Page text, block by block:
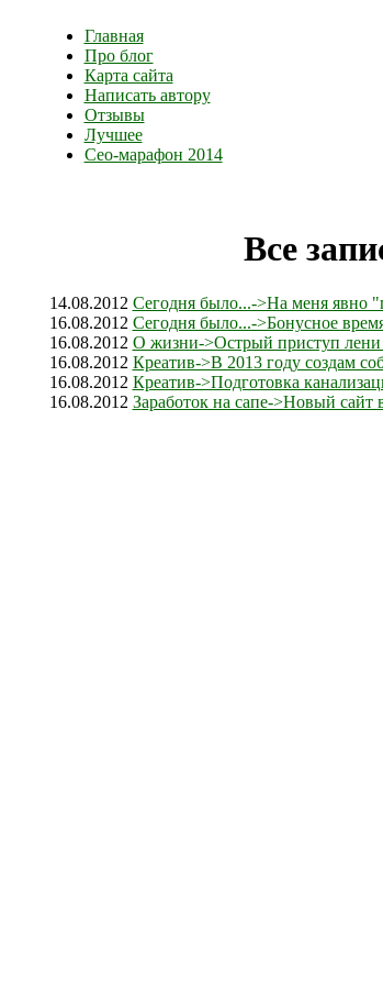
Главная
Про блог
Карта сайта
Написать автору
Отзывы
Лучшее
Сео-марафон 2014
Все
14.08.2012 Сегодня было...->На меня явно
16.08.2012 Сегодня было...->Бонусное
16.08.2012 О жизни->Острый приступ
16.08.2012 Креатив->В 2013 году создам
16.08.2012 Креатив->Подготовка
16.08.2012 Заработок на сапе->Новый сайт